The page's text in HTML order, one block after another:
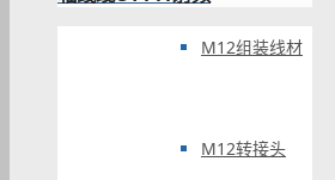
M12组装线材
M12转接头